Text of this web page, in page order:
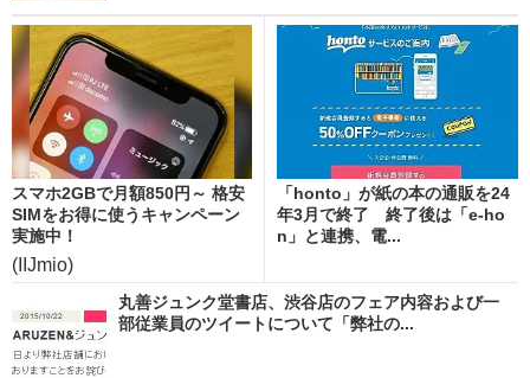
スマホ2GBで月額850円～ 格安
SIMをお得に使うキャンペーン
実施中！
(IIJmio)
「honto」が紙の本の通販を24
年3月で終了 終了後は「e-ho
n」と連携、電...
丸善ジュンク堂書店、渋谷店のフェア内容および一
部従業員のツイートについて「弊社の...